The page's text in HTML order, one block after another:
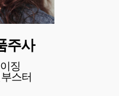
주사
징
스터